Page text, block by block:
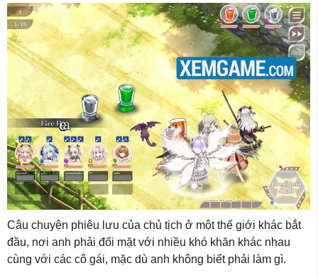
Câu chuyện phiêu lưu của chủ tịch ở một thế giới khác bắt
đầu, nơi anh phải đối mặt với nhiều khó khăn khác nhau
cùng với các cô gái, mặc dù anh không biết phải làm gì.